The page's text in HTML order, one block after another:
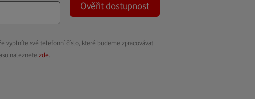
Ověřit dostupnost
vyplníte své telefonní číslo, které budeme zpracovávat
naleznete zde